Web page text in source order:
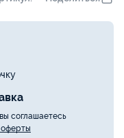
соглашаетесь